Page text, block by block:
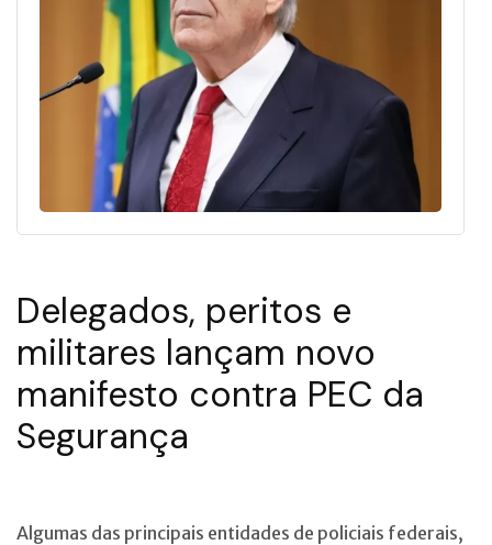
Delegados, peritos e
militares lançam novo
manifesto contra PEC da
Segurança
Algumas das principais entidades de policiais federais,